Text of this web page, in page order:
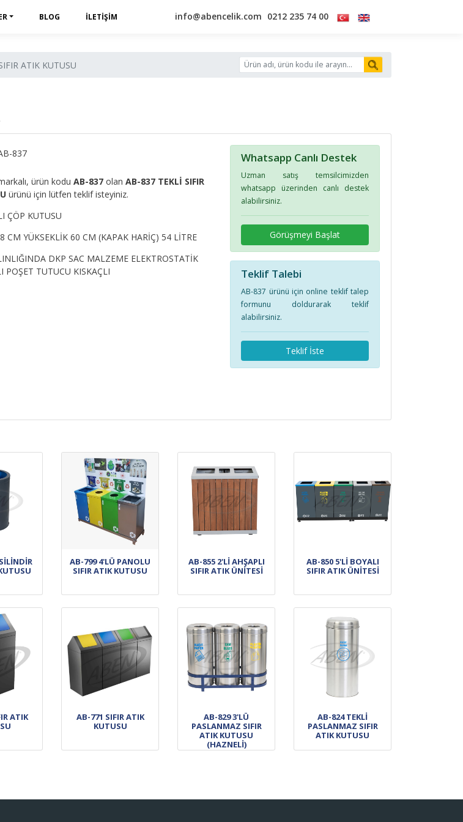
BLOG İLETIŞIM info@abencelik.com 0212 235 74 00
ATIK KUTUSU
837
ürün koduAB-837 olanAB-837 TEKLİ SIFIR
ürünü için lütfen teklif isteyiniz.
ÇÖP KUTUSU
CM YÜKSEKLİK 60 CM (KAPAK HARİÇ) 54 LİTRE
DKP SAC MALZEME ELEKTROSTATİK
POŞET TUTUCU KISKAÇLI
Whatsapp Canlı Destek
Uzman satış temsilcimizden
whatsapp üzerinden canlı destek
alabilirsiniz.
Görüşmeyi Başlat
Teklif Talebi
AB-837 ürünü için online teklif talep
formunu doldurarak teklif
alabilirsiniz.
Teklif İste
AB-799 4'LÜ PANOLU
SIFIR ATIK KUTUSU
AB-855 2'Lİ AHŞAPLI
SIFIR ATIK ÜNİTESİ
AB-850 5'Lİ BOYALI
SIFIR ATIK ÜNİTESİ
ATIK
AB-771 SIFIR ATIK
KUTUSU
AB-829 3'LÜ
PASLANMAZ SIFIR
ATIK KUTUSU
(HAZNELİ)
AB-824 TEKLİ
PASLANMAZ SIFIR
ATIK KUTUSU